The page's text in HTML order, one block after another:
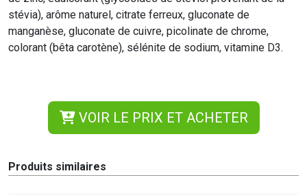
stévia), arôme naturel, citrate ferreux, gluconate de
manganèse, gluconate de cuivre, picolinate de chrome,
colorant (bêta carotène), sélénite de sodium, vitamine D3.
VOIR LE PRIX ET ACHETER
Produits similaires